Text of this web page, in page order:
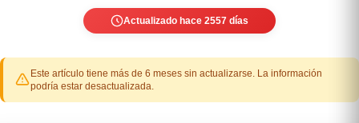
Actualizado hace 2557 días
Este artículo tiene más de 6 meses sin actualizarse. La información
podría estar desactualizada.